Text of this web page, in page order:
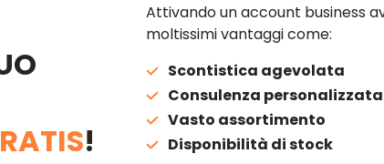
!
Attivando un account business
moltissimi vantaggi come:
Scontistica agevolata
Consulenza personalizzata
Vasto assortimento
Disponibilità di stock